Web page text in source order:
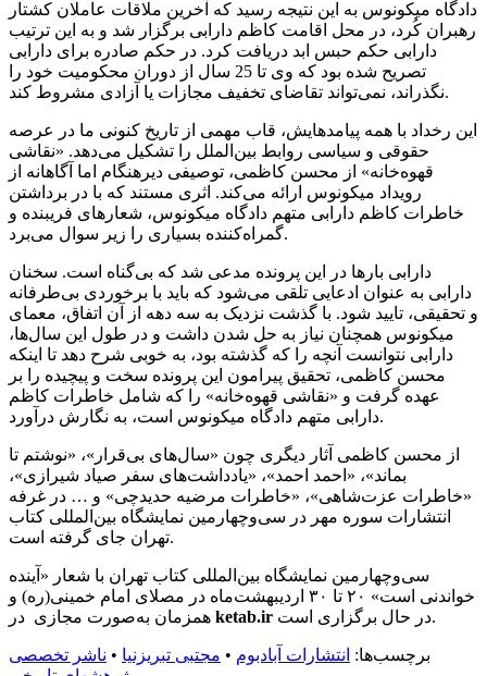
دادگاه میکونوس به این نتیجه رسید که آخرین ملاقات عاملان کشتار
رهبران کُرد، در محل اقامت کاظم دارابی برگزار شد و به این ترتیب
دارابی حکم حبس ابد دریافت کرد. در حکم صادره برای دارابی
تصریح شده بود که وی تا 25 سال از دوران محکومیت خود را
نگذراند، نمی‌تواند تقاضای تخفیف مجازات یا آزادی مشروط کند.
این رخداد با همه پیامدهایش، قاب مهمی از تاریخ کنونی ما در عرصه
حقوقی و سیاسی روابط بین‌الملل را تشکیل می‌دهد. «نقاشی
قهوه‌خانه» از محسن کاظمی، توصیفی دیرهنگام اما آگاهانه از
رویداد میکونوس ارائه می‌کند. اثری مستند که با در برداشتن
خاطرات کاظم دارابی متهم دادگاه میکونوس، شعارهای فریبنده و
گمراه‌کننده‌ بسیاری را زیر سوال می‌برد.
دارابی بارها در این پرونده مدعی شد که بی‌گناه است. سخنان
دارابی به عنوان ادعایی تلقی می‌شود که باید با برخوردی بی‌طرفانه
و تحقیقی، تایید شود. با گذشت نزدیک به سه دهه از آن اتفاق، معمای
میکونوس همچنان نیاز به حل شدن داشت و در طول این سال‌ها،
دارابی نتوانست آنچه را که گذشته بود، به خوبی شرح دهد تا اینکه
محسن کاظمی، تحقیق پیرامون این پرونده سخت و پیچیده را بر
عهده گرفت و «نقاشی قهوه‌خانه» را که شامل خاطرات کاظم
دارابی متهم دادگاه میکونوس است، به نگارش درآورد.
از محسن کاظمی آثار دیگری چون «سال‌های بی‌قرار»، «نوشتم تا
بماند»، «احمد احمد»، «یادداشت‌های سفر صیاد شیرازی»،
«خاطرات عزت‌شاهی»، «خاطرات مرضیه حدیدچی» و … در غرفه
انتشارات سوره مهر در سی‌وچهارمین نمایشگاه بین‌المللی کتاب
تهران جای گرفته است.
سی‌وچهارمین نمایشگاه بین‌المللی کتاب تهران با شعار «آینده
خواندنی است» ۲۰ تا ۳۰ اردیبهشت‌ماه در مصلای امام خمینی‌(ره) و
ketab.ir در حال برگزاری است.
برچسب‌ها: انتشارات آبادبوم • مجتبی تبریزنیا • ناشر تخصصی